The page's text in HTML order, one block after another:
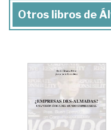
Otros libros de